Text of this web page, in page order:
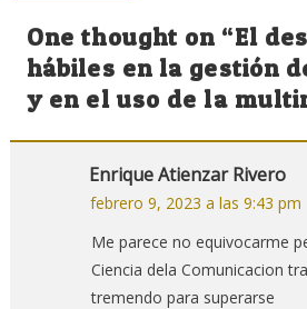
de
entradas
One thought on “El
hábiles en la gestión
y en el uso de la
Enrique Atienzar Rivero
febrero 9, 2023 a las 9:43 pm
Me parece no equivocarme
Ciencia dela Comunicacion
tremendo para superarse